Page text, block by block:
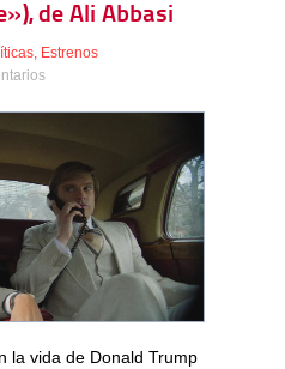
de Ali Abbasi
Estrenos
la vida de Donald Trump